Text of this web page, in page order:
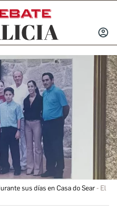
INICIAR
sus días en Casa do Sear
El